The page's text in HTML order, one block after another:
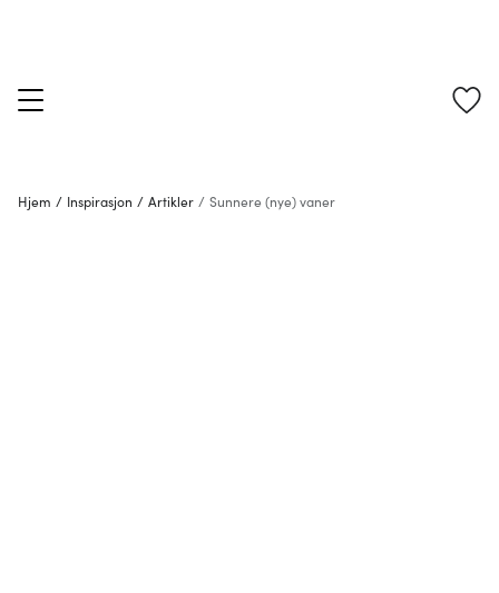
Hjem / Inspirasjon / Artikler / Sunnere (nye) vaner